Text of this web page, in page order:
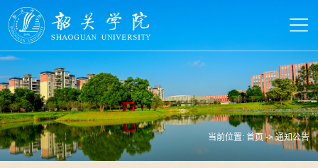
当前位置:首页->通知公告